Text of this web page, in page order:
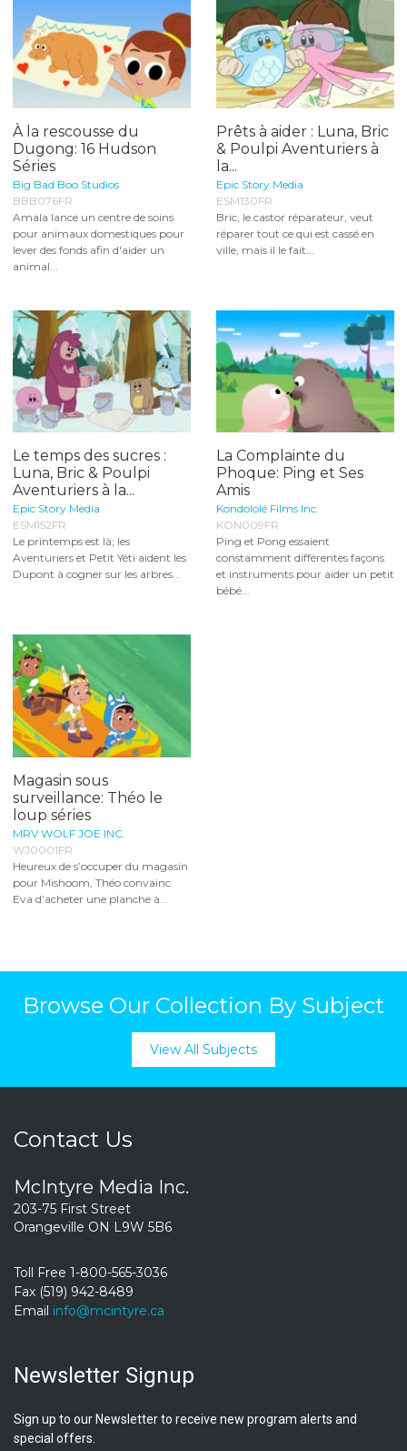
À la rescousse du
Dugong: 16 Hudson
Séries
Big Bad Boo Studios
BBB076FR
Amala lance un centre de soins
pour animaux domestiques pour
lever des fonds afin d'aider un
animal...
Prêts à aider : Luna, Bric
& Poulpi Aventuriers à
la...
Epic Story Media
ESM130FR
Bric, le castor réparateur, veut
réparer tout ce qui est cassé en
ville, mais il le fait...
Le temps des sucres :
Luna, Bric & Poulpi
Aventuriers à la...
Epic Story Media
ESM152FR
Le printemps est là; les
Aventuriers et Petit Yéti aident les
Dupont à cogner sur les arbres...
La Complainte du
Phoque: Ping et Ses
Amis
Kondololé Films Inc.
KON009FR
Ping et Pong essaient
constamment différentes façons
et instruments pour aider un petit
bébé...
Magasin sous
surveillance: Théo le
loup séries
MRV WOLF JOE INC.
WJ0001FR
Heureux de s’occuper du magasin
pour Mishoom, Théo convainc
Eva d’acheter une planche à...
Browse Our Collection By Subject
View All Subjects
Contact Us
McIntyre Media Inc.
203-75 First Street
Orangeville ON L9W 5B6
Toll Free 1-800-565-3036
Fax (519) 942-8489
Email info@mcintyre.ca
Newsletter Signup
Sign up to our Newsletter to receive new program alerts and
special offers.